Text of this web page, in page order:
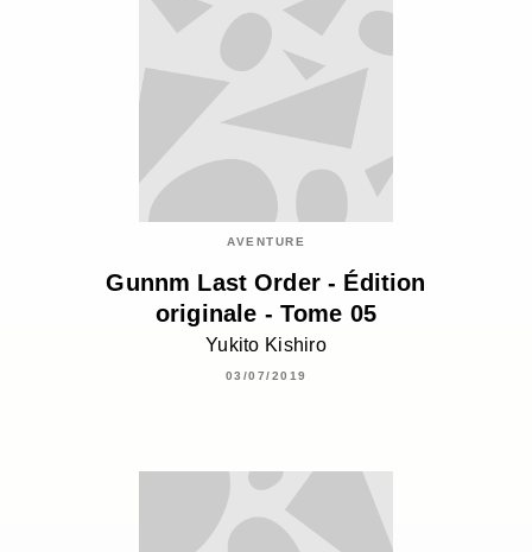
AVENTURE
Gunnm Last Order - Édition
originale - Tome 05
Yukito Kishiro
03/07/2019